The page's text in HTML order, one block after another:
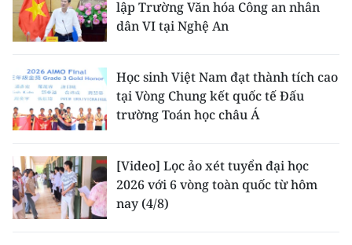
lập Trường Văn hóa Công an nhân
dân VI tại Nghệ An
Học sinh Việt Nam đạt thành tích cao
tại Vòng Chung kết quốc tế Đấu
trường Toán học châu Á
[Video] Lọc ảo xét tuyển đại học
2026 với 6 vòng toàn quốc từ hôm
nay (4/8)